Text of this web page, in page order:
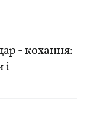
- кохання:
і